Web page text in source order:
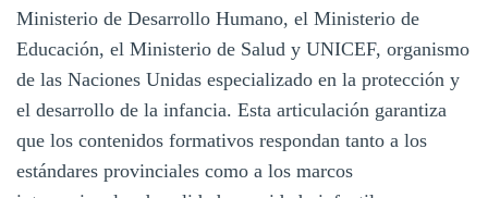
Ministerio de Desarrollo Humano, el Ministerio de
Educación, el Ministerio de Salud y UNICEF, organismo
de las Naciones Unidas especializado en la protección y
el desarrollo de la infancia. Esta articulación garantiza
que los contenidos formativos respondan tanto a los
estándares provinciales como a los marcos